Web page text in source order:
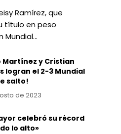
Ramírez, que
título en peso
Mundial…
Martínez y Cristian
logran el 2-3 Mundial
salto!
de 2023
celebró su récord
lo alto»